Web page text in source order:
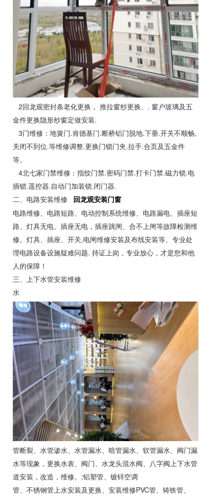
2回龙观密封条老化更换， 推拉窗纱更换、. 窗户玻璃及五
金件更换隐形纱窗定做安装.
3门维修：地簧门.肯德基门.断桥铝门脱地.下垂.开关不顺畅,
关闭不到位.等维修调整.更换门锁门夹.拉手.合页及五金件
等。
4北七家门禁维修：指纹门禁.密码门禁.打卡门禁.磁力锁.电
插锁.遥控器.自动门加装锁.闭门器.
二、电路安装维修
回龙观安装门窗
电路维修、电路短路、电动控制系统维修、电路漏电、插座短
路、灯具无电、插座无电，插座跳闸、合不上闸等故障检测维
修。灯具、插座、开关,电闸维修安装及布线安装等、专业处
理电路设备设施疑难问题. 持证上岗，专业放心，才是您和他
人的保障！
三、上下水管安装维修
水
管断裂、水管渗水、水管漏水、暗管漏水、软管漏水、阀门漏
水等现象，更换水表、阀门、水龙头混水阀、八字阀上下水管
道安装，改造，维修。;铝塑管、镀锌空调
管、不锈钢管上水安装及更换、安装维修PVC管、铸铁管、